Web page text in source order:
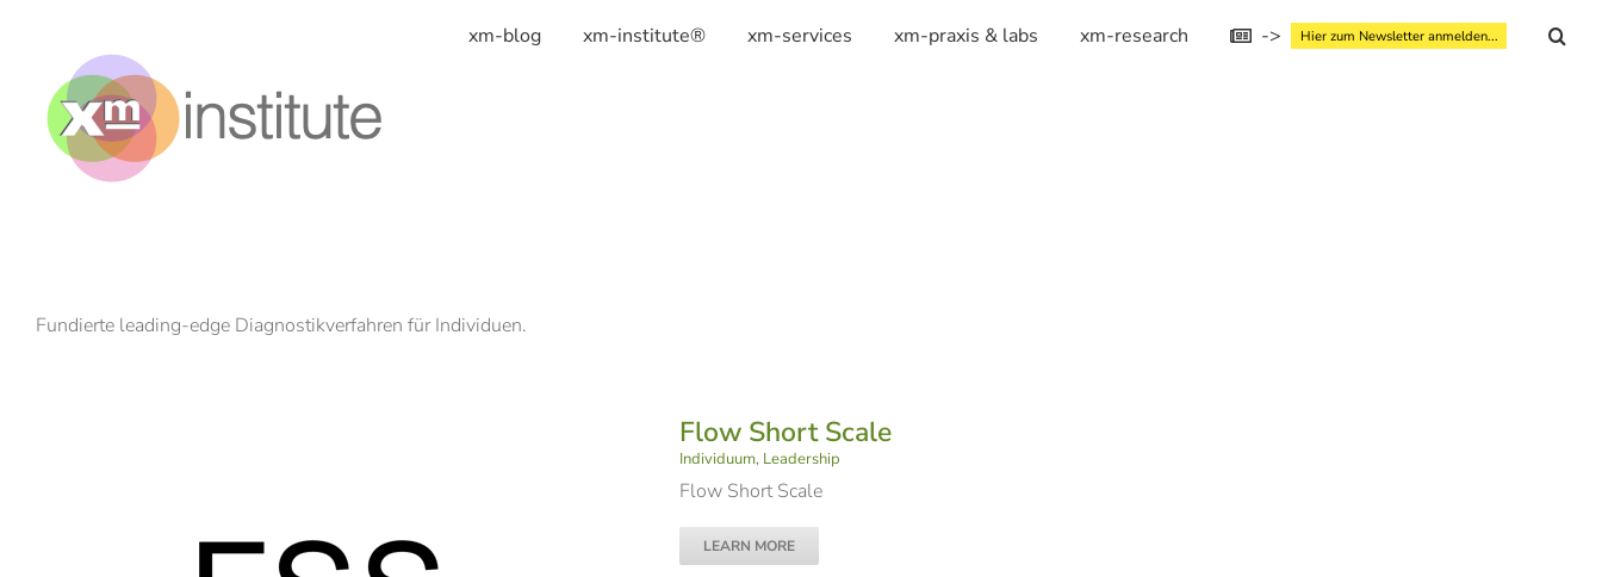
xm-blog xm-institute® xm-services xm-praxis & labs xm-research -> Hier zum Newsletter anmelden...
Fundierte leading-edge Diagnostikverfahren für Individuen.
Flow Short Scale
Individuum, Leadership
Flow Short Scale
LEARN MORE